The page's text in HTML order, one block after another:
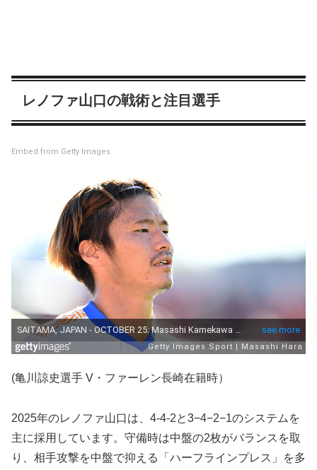
レノファ山口の戦術と注目選手
Embed from Getty Images
(亀川諒史選手 V・ファーレン長崎在籍時）
2025年のレノファ山口は、4-4-2と3−4−2−1のシステムを
主に採用しています。守備時は中盤の2枚がバランスを取
り、相手攻撃を中盤で抑える「ハーフラインプレス」を多